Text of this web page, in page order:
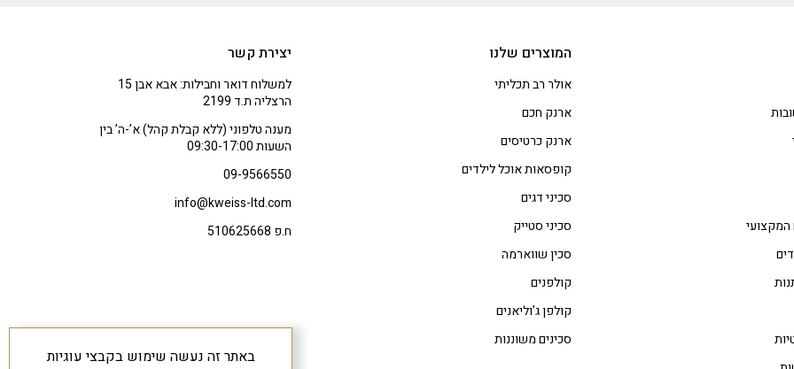
המקצועי
המוצרים שלנו
אולר רב תכליתי
ארנק חכם
ארנק כרטיסים
קופסאות אוכל לילדים
סכיני דגים
סכיני סטייק
סכין שווארמה
קולפנים
קולפן ג’וליאנים
סכינים משוננות
יצירת קשר
למשלוח דואר וחבילות: אבא אבן 15
הרצליה ת.ד 2199
מענה טלפוני (ללא קבלת קהל) א’-ה’ בין
השעות 09:30-17:00
09-9566550
info@kweiss-ltd.com
ח.פ 510625668
באתר זה נעשה שימוש בקבצי עוגיות